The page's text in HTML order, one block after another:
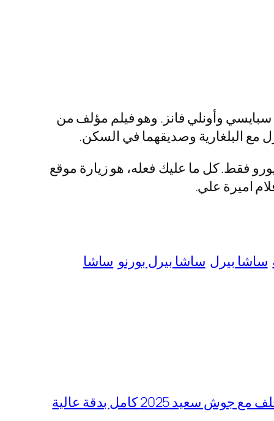
ما على فان سبايسي وأونلي فانز. وهو فيلم مؤلف من
مع البلغارية وصديقهما في السكن.
أخرى، هذا الفيلم متوفر على حساب فان سبايسي ساشا بيرل مقابل مبلغ مالي قدره 36 يورو فقط. كل ما عليك فعله، هو زيارة موقع
ساشا بيرل ساشا بيرل بورنو ساشا
سعيد 2025 كامل بدقة عالية